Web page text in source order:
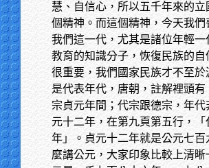
慧、自信心，所以五千年來的
個精神。而這個精神，今天我們
我們這一代，尤其是諸位年輕一
教育的知識分子，恢復民族的自
很重要，我們國家民族才不至於
是代表年代，唐朝，註解裡頭
宗貞元年間；代宗跟德宗，年代
元十二年，在第九頁第五行，「
年」。貞元十二年就是公元七百
麼講公元，大家印象比較上清